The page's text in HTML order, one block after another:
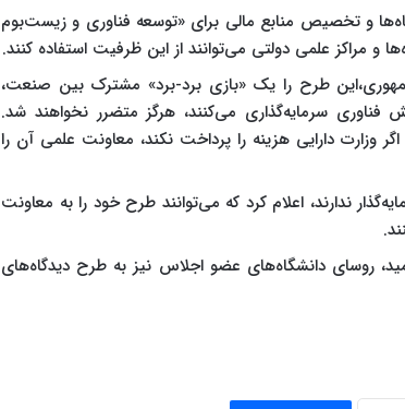
و تخصیص منابع مالی برای «توسعه فناوری و زیست‌بوم
و مراکز علمی دولتی می‌توانند از این ظرفیت استفاده کنند.
طرح را یک «بازی برد-برد» مشترک بین صنعت،
سرمایه‌گذاری می‌کنند، هرگز متضرر نخواهند شد.
وزارت دارایی هزینه را پرداخت نکند، معاونت علمی آن را
ندارند، اعلام کرد که می‌توانند طرح خود را به معاونت
روسای دانشگاه‌های عضو اجلاس نیز به طرح دیدگاه‌های